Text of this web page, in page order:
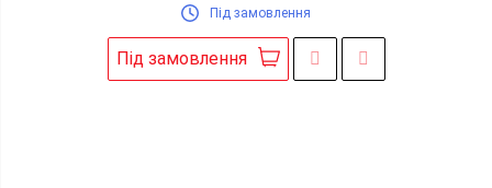
Під замовлення
Під замовлення